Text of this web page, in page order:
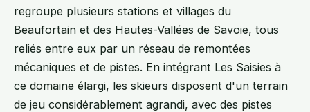
regroupe plusieurs stations et villages du
Beaufortain et des Hautes-Vallées de Savoie, tous
reliés entre eux par un réseau de remontées
mécaniques et de pistes. En intégrant Les Saisies à
ce domaine élargi, les skieurs disposent d'un terrain
de jeu considérablement agrandi, avec des pistes